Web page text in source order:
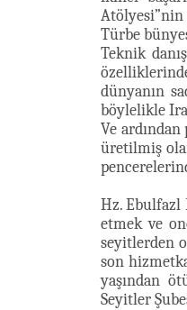
Türbe
Teknik
dünyanın
böylelikle
Ve
üretilmiş
Hz. Ebulfazl
etmek ve
seyitlerden
son
yaşından
Seyitler